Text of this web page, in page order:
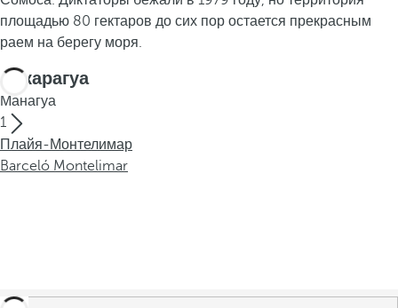
площадью 80 гектаров до сих пор остается прекрасным
раем на берегу моря.
Никарагуа
Манагуа
1
Плайя-Монтелимар
Barceló Montelimar